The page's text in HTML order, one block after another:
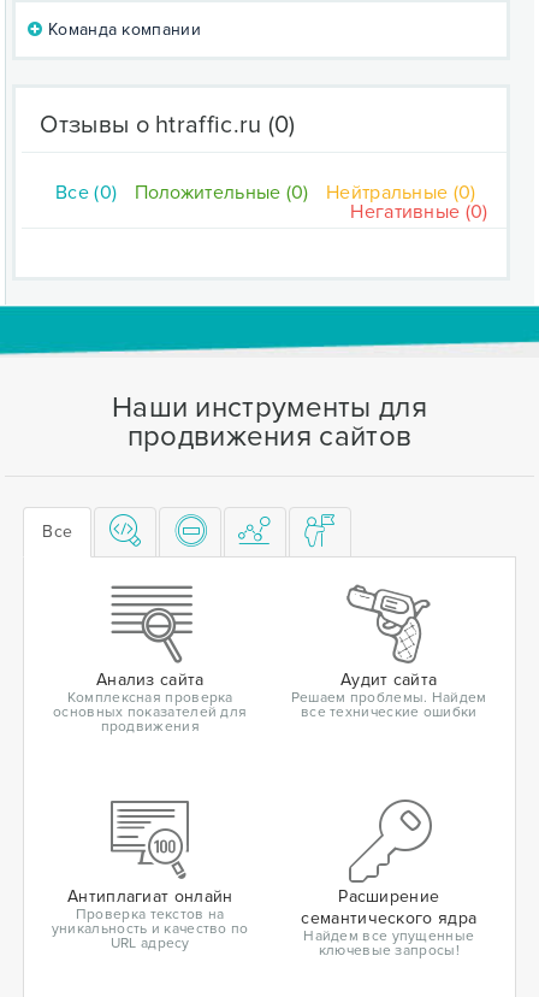
Команда компании
Отзывы о htraffic.ru (0)
Все (0) Положительные (0)
Нейтральные (0)
Негативные (0)
Наши инструменты для
продвижения сайтов
Все
Анализ сайта
Комплексная проверка
основных показателей для
продвижения
Аудит сайта
Решаем проблемы. Найдем
все технические ошибки
Антиплагиат онлайн
Проверка текстов на
уникальность и качество по
URL адресу
Расширение
семантического ядра
Найдем все упущенные
ключевые запросы!